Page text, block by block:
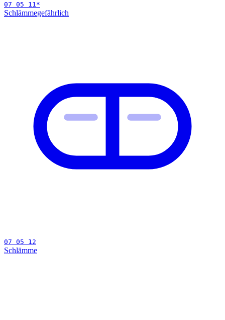
07 05 11*
Schlämmegefährlich
07 05 12
Schlämme